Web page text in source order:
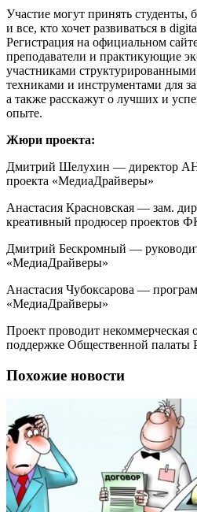
Участие могут принять студенты,
и все, кто хочет развиваться в
Регистрация на официальном
преподаватели и практикующие
участниками
техниками и инструментами для
а также расскажут о лучших и
опыте.
Жюри проекта:
Дмитрий Шелухин — директор
проекта «МедиаДрайверы»
Анастасия Красновская — зам.
креативный продюсер
Дмитрий Бескромный —
«МедиаДрайверы»
Анастасия Чубоксарова —
«МедиаДрайверы»
Проект проводит некоммерческая
поддержке Общественной палаты
Похожие новости